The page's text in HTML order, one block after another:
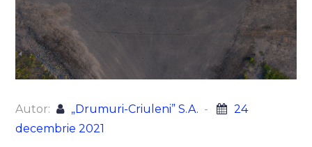
Autor: „Drumuri-Criuleni” S.A.
24
decembrie 2021